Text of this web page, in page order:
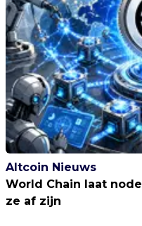
Altcoin Nieuws
World Chain laat
ze af zijn